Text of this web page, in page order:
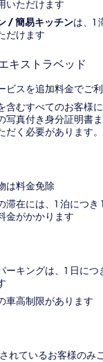
いただけます
/ 簡易キッチンは、1
だけます
キストラベッド
ビスを追加料金でご
含むすべてのお客様
写真付き身分証明書
だく必要があります。
は料金免除
滞在には、1 泊につき
金がかかります
ーキングは、1 日につ
車高制限があります
れているお客様のみ